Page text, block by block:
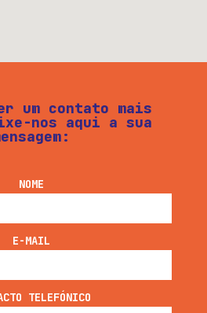
um contato mais
nos aqui a sua
NOME
E-MAIL
TELEFÓNICO